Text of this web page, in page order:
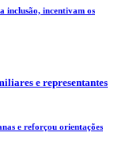
inclusão, incentivam os
e representantes
e reforçou orientações